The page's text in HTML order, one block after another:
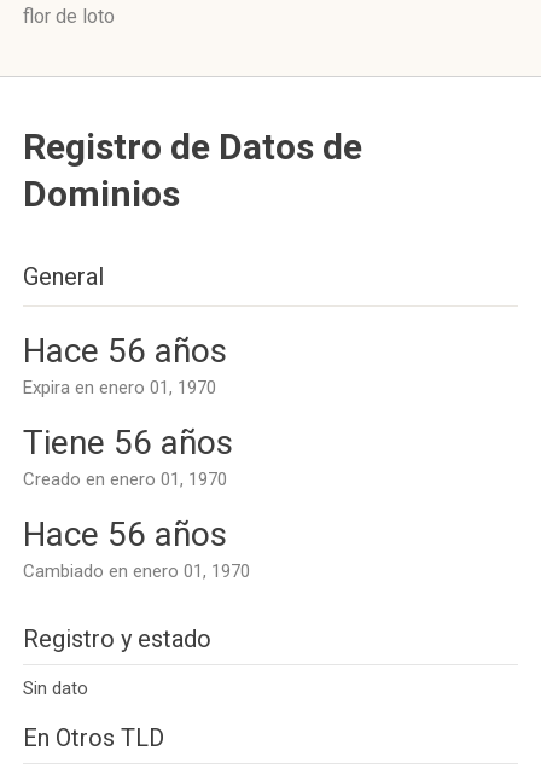
flor de loto
Registro de Datos de
Dominios
General
Hace 56 años
Expira en enero 01, 1970
Tiene 56 años
Creado en enero 01, 1970
Hace 56 años
Cambiado en enero 01, 1970
Registro y estado
Sin dato
En Otros TLD